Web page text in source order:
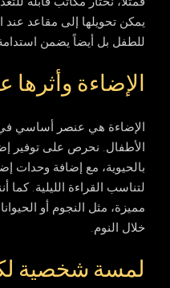
يمكن تحويلها إلى مقاعد عند
للطفل بل أيضاً يضمن
الإضاءة
الإضاءة هي عنصر أساسي
الأطفال. نحرص على توفير
بالحيوية، مع إضافة وحدات
لتناسب القراءة الليلية. كما
مميزة، مثل النجوم أو
خلال النوم.
لمسة شخصية